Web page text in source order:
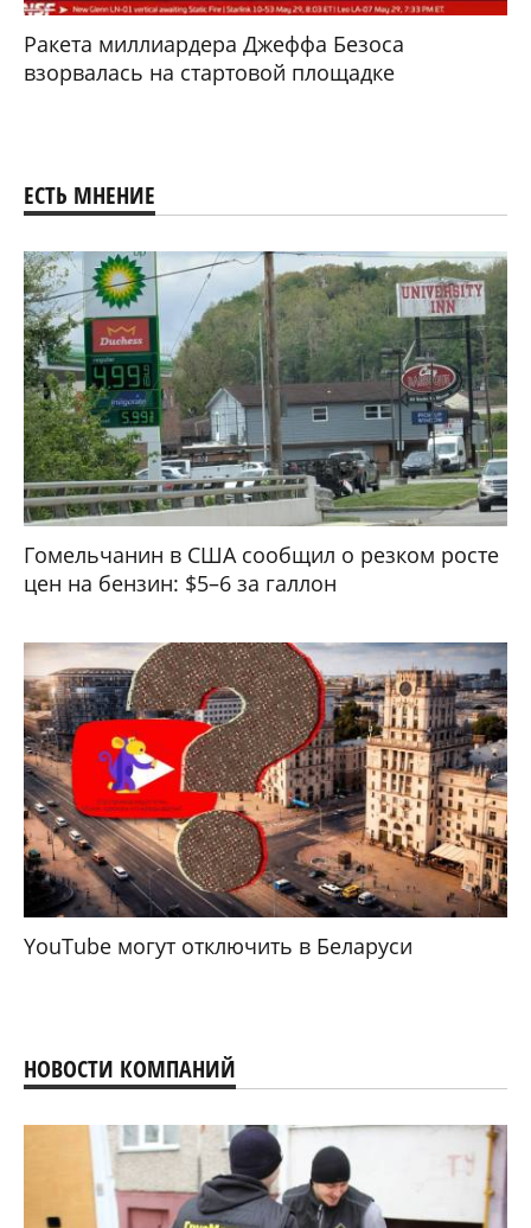
Ракета миллиардера Джеффа Безоса
взорвалась на стартовой площадке
ЕСТЬ МНЕНИЕ
Гомельчанин в США сообщил о резком росте
цен на бензин: $5–6 за галлон
YouTube могут отключить в Беларуси
НОВОСТИ КОМПАНИЙ